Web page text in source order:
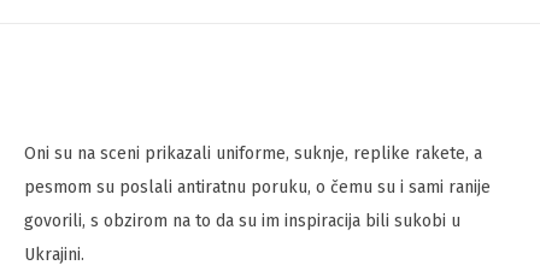
Oni su na sceni prikazali uniforme, suknje, replike rakete, a
pesmom su poslali antiratnu poruku, o čemu su i sami ranije
govorili, s obzirom na to da su im inspiracija bili sukobi u
Ukrajini.